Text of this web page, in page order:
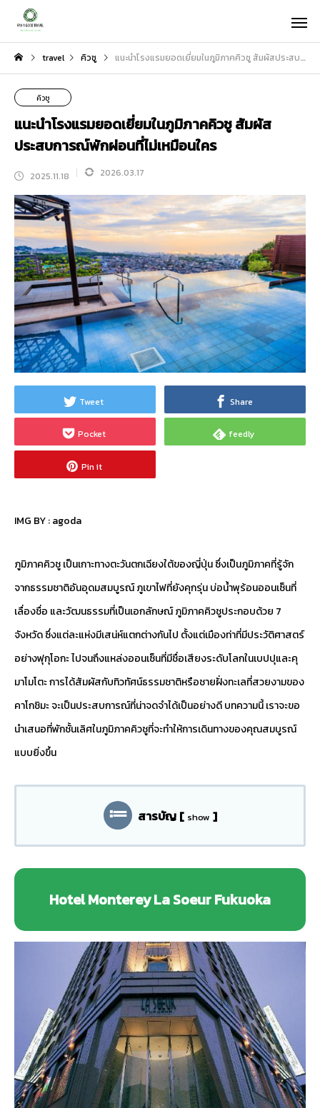
travel คิวชู แนะนำโรงแรมยอดเยี่ยมในภูมิภาคคิวชู สัมผัสประสบการณ์พักผ่อนที่ไม่เหมือนใคร
คิวชู
แนะนำโรงแรมยอดเยี่ยมในภูมิภาคคิวชู สัมผัส
ประสบการณ์พักผ่อนที่ไม่เหมือนใคร
2025.11.18 2026.03.17
Tweet Share
Pocket feedly
Pin it
IMG BY :agoda
ภูมิภาคคิวชู เป็นเกาะทางตะวันตกเฉียงใต้ของญี่ปุ่น ซึ่งเป็นภูมิภาคที่รู้จัก
จากธรรมชาติอันอุดมสมบูรณ์ ภูเขาไฟที่ยังคุกรุ่น บ่อน้ำพุร้อนออนเซ็นที่
เลื่องชื่อ และวัฒนธรรมที่เป็นเอกลักษณ์ ภูมิภาคคิวชูประกอบด้วย 7
จังหวัด ซึ่งแต่ละแห่งมีเสน่ห์แตกต่างกันไป ตั้งแต่เมืองท่าที่มีประวัติศาสตร์
อย่างฟุกุโอกะ ไปจนถึงแหล่งออนเซ็นที่มีชื่อเสียงระดับโลกในเบปปุและคุ
มาโมโตะ การได้สัมผัสกับทิวทัศน์ธรรมชาติหรือชายฝั่งทะเลที่สวยงามของ
คาโกชิมะ จะเป็นประสบการณ์ที่น่าจดจำได้เป็นอย่างดี บทความนี้ เราจะขอ
นำเสนอที่พักชั้นเลิศในภูมิภาคคิวชูที่จะทำให้การเดินทางของคุณสมบูรณ์
แบบยิ่งขึ้น
สารบัญ [ show ]
Hotel Monterey La Soeur Fukuoka